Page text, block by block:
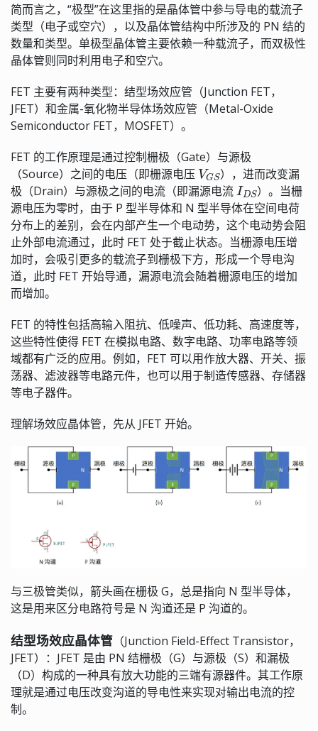
简而言之，“极型”在这里指的是晶体管中参与导电的载流子
类型（电子或空穴），以及晶体管结构中所涉及的 PN 结的
数量和类型。单极型晶体管主要依赖一种载流子，而双极性
晶体管则同时利用电子和空穴。
FET 主要有两种类型：结型场效应管（Junction FET，
JFET）和金属-氧化物半导体场效应管（Metal-Oxide
Semiconductor FET，MOSFET）。
FET 的工作原理是通过控制栅极（Gate）与源极
（Source）之间的电压（即栅源电压
VG S
），进而改变漏
极（Drain）与源极之间的电流（即漏源电流
DS
）。当栅
源电压为零时，由于 P 型半导体和 N 型半导体在空间电荷
分布上的差别，会在内部产生一个电动势，这个电动势会阻
止外部电流通过，此时 FET 处于截止状态。当栅源电压增
加时，会吸引更多的载流子到栅极下方，形成一个导电沟
道，此时 FET 开始导通，漏源电流会随着栅源电压的增加
而增加。
FET 的特性包括高输入阻抗、低噪声、低功耗、高速度等，
这些特性使得 FET 在模拟电路、数字电路、功率电路等领
域都有广泛的应用。例如，FET 可以用作放大器、开关、振
荡器、滤波器等电路元件，也可以用于制造传感器、存储器
等电子器件。
理解场效应晶体管，先从 JFET 开始。
与三极管类似，箭头画在栅极 G，总是指向 N 型半导体，
这是用来区分电路符号是 N 沟道还是 P 沟道的。
结型场效应晶体管 （Junction Field-Effect Transistor，
JFET）：JFET 是由 PN 结栅极（G）与源极（S）和漏极
（D）构成的一种具有放大功能的三端有源器件。其工作原
理就是通过电压改变沟道的导电性来实现对输出电流的控
制。